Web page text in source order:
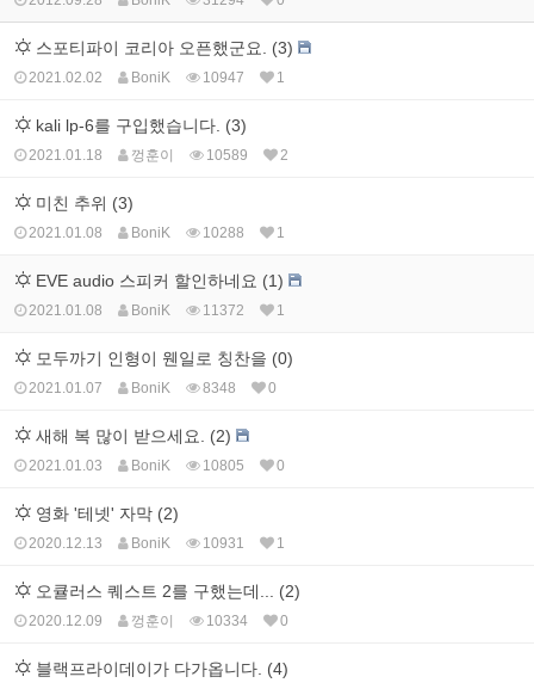
스포티파이 코리아 오픈했군요. (3)
2021.02.02 BoniK 10947 1
kali lp-6를 구입했습니다. (3)
2021.01.18 껑훈이 10589 2
미친 추위 (3)
2021.01.08 BoniK 10288 1
EVE audio 스피커 할인하네요 (1)
2021.01.08 BoniK 11372 1
모두까기 인형이 웬일로 칭찬을 (0)
2021.01.07 BoniK 8348 0
새해 복 많이 받으세요. (2)
2021.01.03 BoniK 10805 0
영화 '테넷' 자막 (2)
2020.12.13 BoniK 10931 1
오큘러스 퀘스트 2를 구했는데... (2)
2020.12.09 껑훈이 10334 0
블랙프라이데이가 다가옵니다. (4)